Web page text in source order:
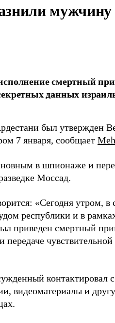
смертный
данных
был утвержден
7 января, сообщает
в шпионаже и
Моссад.
«Сегодня утром, в
республики и в
приведен смертный
контактировал
видеоматериалы и